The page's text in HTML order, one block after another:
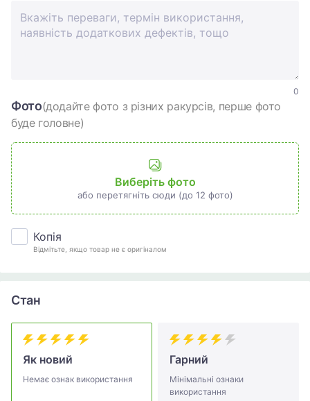
0
Фото(додайте фото з різних ракурсів, перше фото
буде головне)
Виберіть фото
або перетягніть сюди (до 12 фото)
Копія
Відмітьте, якщо товар не є оригіналом
Стан
Як новий
Немає ознак використання
Гарний
Мінімальні ознаки
використання